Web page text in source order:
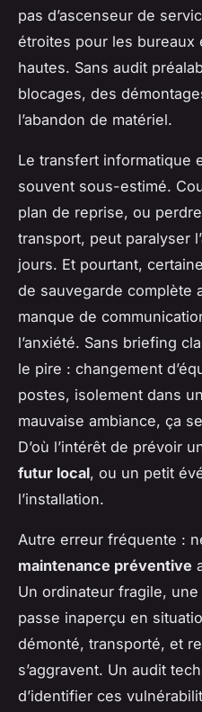
pas d’ascenseur de
étroites pour les bureaux
hautes. Sans audit
blocages, des
l’abandon de matériel.
Le transfert informatique
souvent sous-estimé.
plan de reprise, ou
transport, peut paralyser
jours. Et pourtant,
de sauvegarde complète
manque de
l’anxiété. Sans briefing
le pire : changement
postes, isolement dans
mauvaise ambiance, ça
D’où l’intérêt de prévoir
futur local, ou un petit
l’installation.
Autre erreur fréquente :
maintenance préventive
Un ordinateur fragile,
passe inaperçu en
démonté, transporté, et
s’aggravent. Un audit
d’identifier ces